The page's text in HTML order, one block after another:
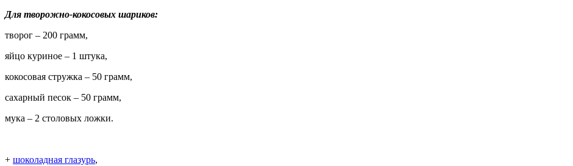
Для творожно-кокосовых шариков:
творог – 200 грамм,
яйцо куриное – 1 штука,
кокосовая стружка – 50 грамм,
сахарный песок – 50 грамм,
мука – 2 столовых ложки.
+ шоколадная глазурь,